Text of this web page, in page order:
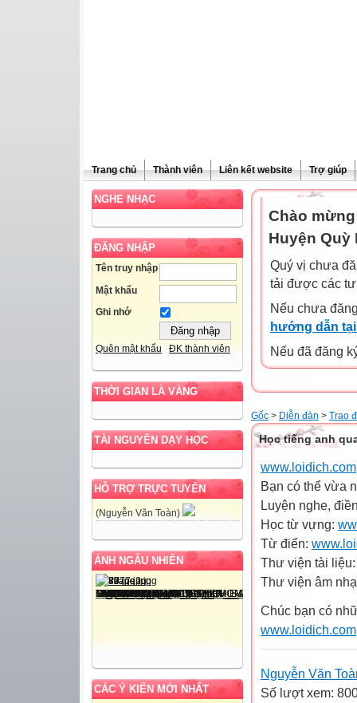
Trang chủ Thành viên Liên kết website Trợ giúp
NGHE NHẠC
ĐĂNG NHẬP
Tên truy nhập
Mật khẩu
Ghi nhớ
Quên mật khẩu ĐK thành viên
THỜI GIAN LÀ VÀNG
TÀI NGUYÊN DẠY HỌC
HỖ TRỢ TRỰC TUYẾN
(Nguyễn Văn Toàn)
ẢNH NGẪU NHIÊN
CÁC Ý KIẾN MỚI NHẤT
Chào
Huyện Quỳ
Quý vị chưa
tải được các
Nếu chưa
hướng dẫn
Nếu đã đăng
Gốc > Diễn đàn > Trao
Học tiếng anh
www.loidich.com
Bạn có thể vừa
Luyện nghe,
Học từ vựng:
Từ điển:
Thư viện tài
Thư viện âm
Chúc bạn có
www.loidich.com
Nguyễn Văn
Số lượt xem: